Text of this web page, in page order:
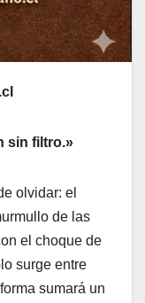
sin filtro.»
olvidar: el
de las
el choque de
surge entre
sumará un